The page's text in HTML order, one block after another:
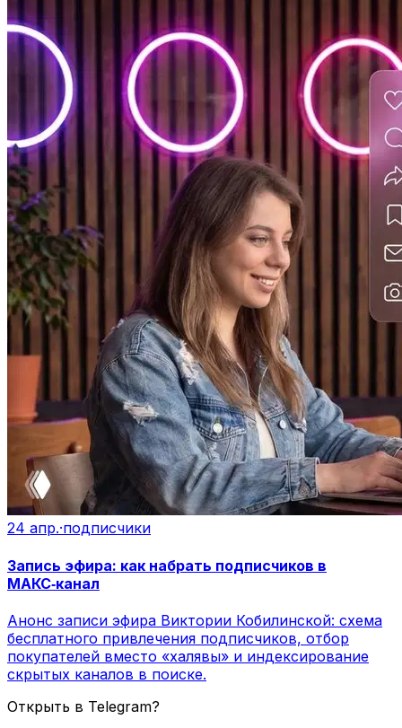
24 апр.·подписчики
Запись эфира: как набрать подписчиков в
МАКС‑канал
Анонс записи эфира Виктории Кобилинской: схема
бесплатного привлечения подписчиков, отбор
покупателей вместо «халявы» и индексирование
скрытых каналов в поиске.
Открыть в Telegram?